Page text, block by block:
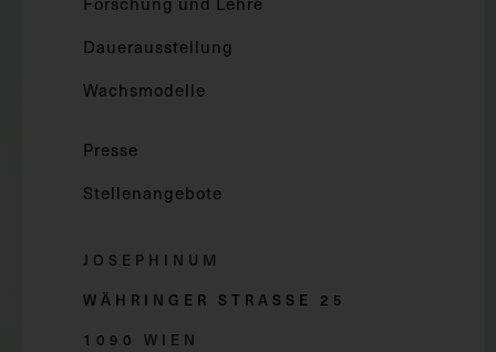
Dauerausstellung
Wachsmodelle
Presse
Stellenangebote
JOSEPHINUM
WÄHRINGER STRASSE 2 5
1090 WIEN